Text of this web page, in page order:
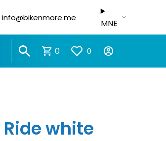
info@bikenmore.me
MNE
0 0
white